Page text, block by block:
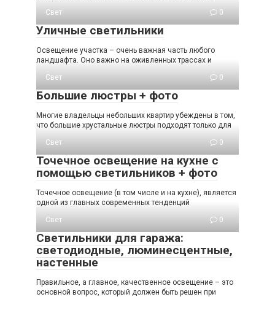
Свет
0
Уличные светильники
Освещение участка – очень важная часть любого
ландшафта. Оно важно на оживленных трассах и
Свет
0
Большие люстры + фото
Многие владельцы небольших квартир убеждены в том,
что большие хрустальные люстры подходят только для
Свет
0
Точечное освещение на кухне с
помощью светильников + фото
Точечное освещение (в том числе и на кухне), является
одной из главных современных тенденций
Свет
0
Светильники для гаража:
светодиодные, люминесцентные,
настенные
Правильное, а главное, качественное освещение – это
основной вопрос, который должен быть решен при